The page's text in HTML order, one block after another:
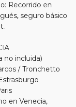
Recorrido en
seguro básico
no incluida)
/ Tronchetto
en Venecia,